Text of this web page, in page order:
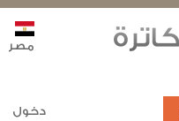
دخول
مصر